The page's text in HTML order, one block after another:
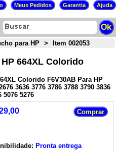
para HP > Item 002053
664XL Colorido
Colorido F6V30AB Para HP
3636 3776 3786 3788 3790 3836
5076 5276
Pronta entrega